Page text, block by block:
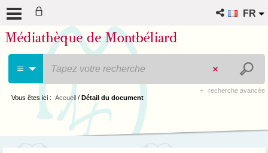
FR
recherche avancée
Vous êtes ici : Accueil / Détail du document